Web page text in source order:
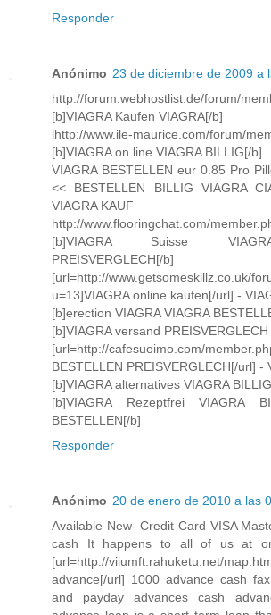
Responder
Anónimo 23 de diciembre de 2009 a
http://forum.webhostlist.de/forum/
[b]VIAGRA Kaufen VIAGRA[/b]
lhttp://www.ile-maurice.com/forum/
[b]VIAGRA on line VIAGRA BILLIG[/b]
VIAGRA BESTELLEN eur 0.85 Pro
<< BESTELLEN BILLIG VIAGRA
VIAGRA KAUF
http://www.flooringchat.com/
[b]VIAGRA Suisse
PREISVERGLECH[/b]
[url=http://www.getsomeskillz.co.uk/
u=13]VIAGRA online kaufen[/url] -
[b]erection VIAGRA VIAGRA
[b]VIAGRA versand
[url=http://cafesuoimo.com/
BESTELLEN PREISVERGLECH[/url] -
[b]VIAGRA alternatives VIAGRA
[b]VIAGRA Rezeptfrei VIAGRA
BESTELLEN[/b]
Responder
Anónimo 20 de enero de 2010 a las
Available New- Credit Card VISA
cash It happens to all of us at
[url=http://viiumft.rahuketu.net/
advance[/url] 1000 advance cash
and payday advances cash